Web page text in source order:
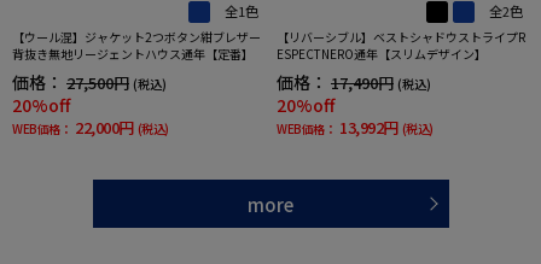
全1色
【ウール混】ジャケット2つボタン紺ブレザー
背抜き無地リージェントハウス通年【定番】
価格： 27,500円 (税込)
20%off
WEB価格： 22,000円 (税込)
全2色
【リバーシブル】ベストシャドウストライプR
ESPECTNERO通年【スリムデザイン】
価格： 17,490円 (税込)
20%off
WEB価格： 13,992円 (税込)
more